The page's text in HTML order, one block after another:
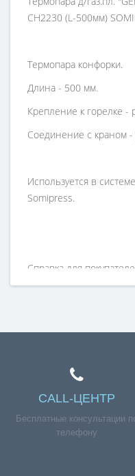
СН2230 (L-500мм)
Термопара конфорки.
Длина - 500 мм.
Крепление к горелке -
Соединение с краном -
Используется в
Somipress.
Справка для
CALL-ЦЕНТР
Бесплатные консультации
телефону